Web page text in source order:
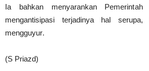
Ia bahkan menyarankan
mengantisipasi terjadinya hal
mengguyur.
(S Priazd)